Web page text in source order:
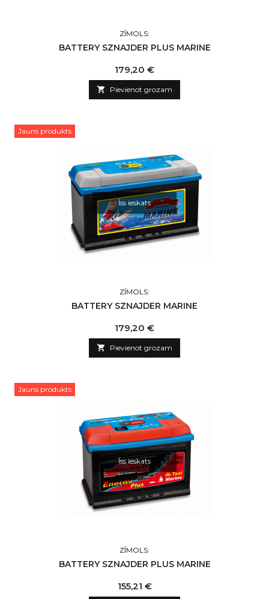
ZĪMOLS:
BATTERY SZNAJDER PLUS MARINE
Cena
179,20 €
 Pievienot grozam
Jauns produkts
Īss ieskats
ZĪMOLS:
BATTERY SZNAJDER MARINE
Cena
179,20 €
 Pievienot grozam
Jauns produkts
Īss ieskats
ZĪMOLS:
BATTERY SZNAJDER PLUS MARINE
Cena
155,21 €